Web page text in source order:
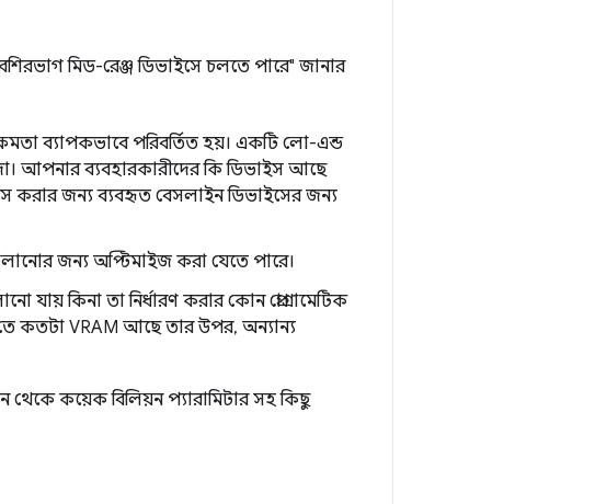
মিড-রেঞ্জ ডিভাইসে চলতে পারে" জানার
ব্যাপকভাবে পরিবর্তিত হয়। একটি লো-এন্ড
আপনার ব্যবহারকারীদের কি ডিভাইস আছে
করার জন্য ব্যবহৃত বেসলাইন ডিভাইসের জন্য
জন্য অপ্টিমাইজ করা যেতে পারে।
যায় কিনা তা নির্ধারণ করার কোন প্রোগ্রামেটিক
কতটা VRAM আছে তার উপর, অন্যান্য
কয়েক বিলিয়ন প্যারামিটার সহ কিছু